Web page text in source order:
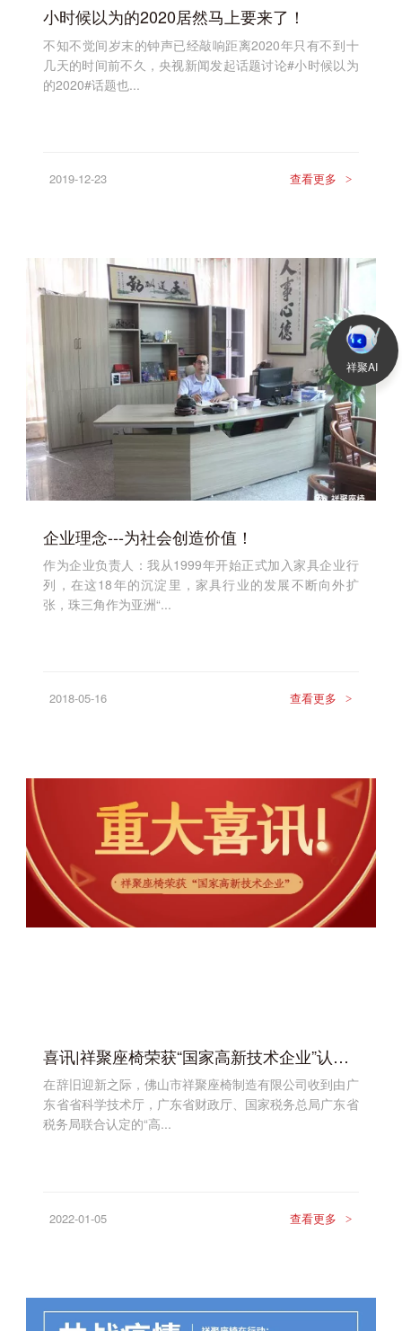
小时候以为的2020居然马上要来了！
不知不觉间岁末的钟声已经敲响距离2020年只有不到十
几天的时间前不久，央视新闻发起话题讨论#小时候以为
的2020#话题也...
2019-12-23 查看更多 >
企业理念---为社会创造价值！
作为企业负责人：我从1999年开始正式加入家具企业行
列，在这18年的沉淀里，家具行业的发展不断向外扩
张，珠三角作为亚洲“...
2018-05-16 查看更多 >
喜讯|祥聚座椅荣获“国家高新技术企业”认定！
在辞旧迎新之际，佛山市祥聚座椅制造有限公司收到由广
东省省科学技术厅，广东省财政厅、国家税务总局广东省
税务局联合认定的“高...
2022-01-05 查看更多 >
祥聚AI